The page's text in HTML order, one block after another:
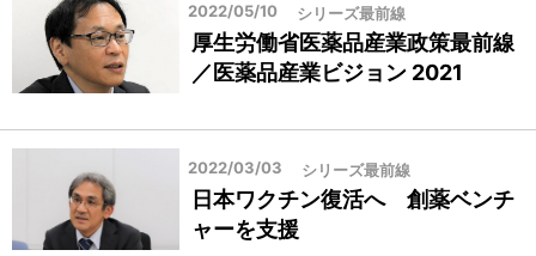
2022/05/10 シリーズ最前線
厚生労働省医薬品産業政策最前線
／医薬品産業ビジョン 2021
2022/03/03 シリーズ最前線
日本ワクチン復活へ 創薬ベンチ
ャーを支援